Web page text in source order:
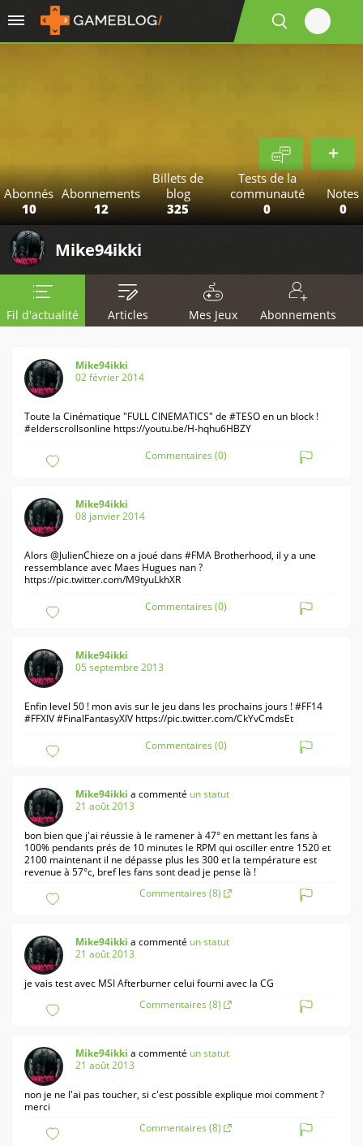
Abonnés
10
Abonnements
12
Billets de
blog
325
Tests de la
communauté
0
Notes
0
Mike94ikki
Fil d'actualité Articles Mes Jeux Abonnements
Mike94ikki
02 février 2014
Toute la Cinématique "FULL CINEMATICS" de #TESO en un block !
#elderscrollsonline https://youtu.be/H-hqhu6HBZY
Commentaires (0)
Mike94ikki
08 janvier 2014
Alors @JulienChieze on a joué dans #FMA Brotherhood, il y a une
ressemblance avec Maes Hugues nan ?
https://pic.twitter.com/M9tyuLkhXR
Commentaires (0)
Mike94ikki
05 septembre 2013
Enfin level 50 ! mon avis sur le jeu dans les prochains jours ! #FF14
#FFXIV #FinalFantasyXIV https://pic.twitter.com/CkYvCmdsEt
Commentaires (0)
Mike94ikki a commenté un statut
21 août 2013
bon bien que j'ai réussie à le ramener à 47° en mettant les fans à
100% pendants prés de 10 minutes le RPM qui osciller entre 1520 et
2100 maintenant il ne dépasse plus les 300 et la température est
revenue à 57°c, bref les fans sont dead je pense là !
Commentaires (8)
Mike94ikki a commenté un statut
21 août 2013
je vais test avec MSI Afterburner celui fourni avec la CG
Commentaires (8)
Mike94ikki a commenté un statut
21 août 2013
non je ne l'ai pas toucher, si c'est possible explique moi comment ?
merci
Commentaires (8)